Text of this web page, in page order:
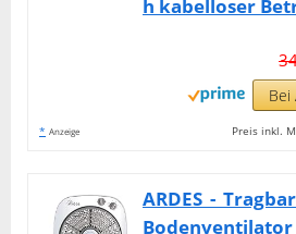
h kabelloser
Bei
* Anzeige Preis inkl.
ARDES -